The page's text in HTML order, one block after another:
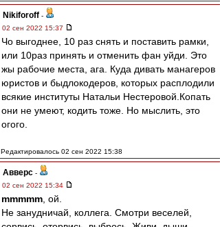
Nikiforoff -
02 сен 2022 15:37
Чо выгоднее, 10 раз снять и поставить рамки,
или 10раз принять и отменить фан уйди. Это
жы рабочие места, ага. Куда дивать манагеров
юристов и быдлокодеров, которых расплодили
всякие институты Натальи Нестеровой.Копать
они не умеют, кодить тоже. Но мыслить, это
огого.
Редактировалось 02 сен 2022 15:38
Авверс -
02 сен 2022 15:34
mmmmm , ой.
Не занудничай, коллега. Смотри веселей,